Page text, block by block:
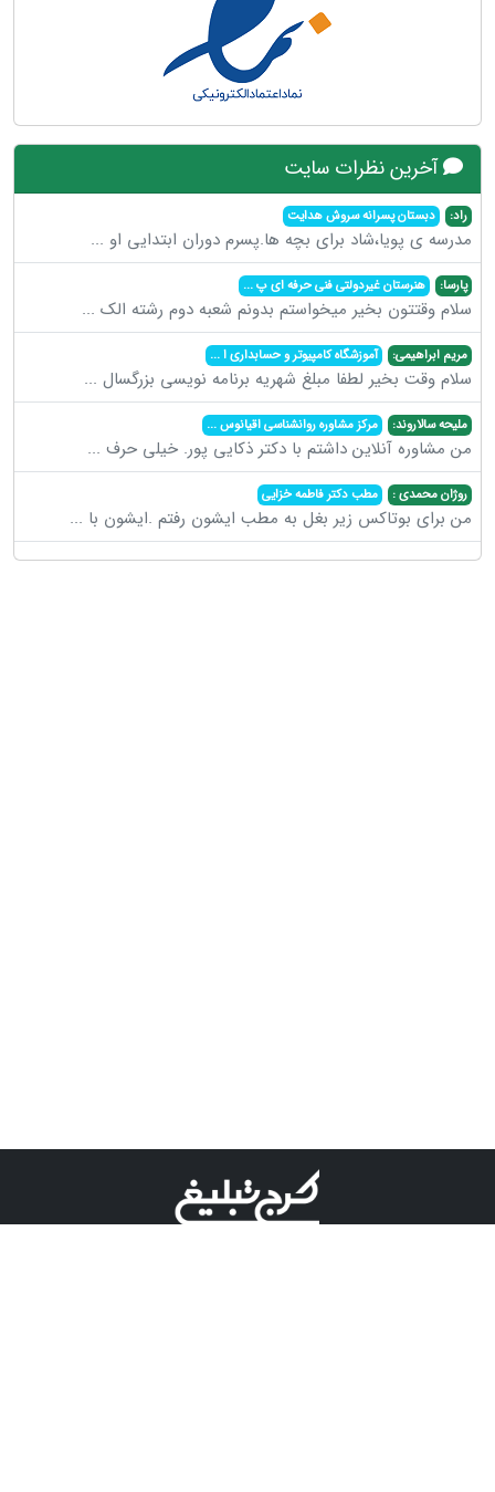
آخرین نظرات سایت
راد: دبستان پسرانه سروش هدایت
مدرسه ی پویا،شاد برای بچه ها.پسرم دوران ابتدایی او ...
پارسا: هنرستان غیردولتی فنی حرفه ای پ...
سلام وقتتون بخیر میخواستم بدونم شعبه دوم رشته الک ...
مریم ابراهیمی: آموزشگاه کامپیوتر و حسابداری ا...
سلام وقت بخیر لطفا مبلغ شهریه برنامه نویسی بزرگسال ...
ملیحه سالاروند: مرکز مشاوره روانشناسی اقیانوس...
من مشاوره آنلاین داشتم با دکتر ذکایی پور. خیلی حرف ...
روژان محمدی : مطب دکتر فاطمه خزایی
من برای بوتاکس زیر بغل به مطب ایشون رفتم .ایشون با ...